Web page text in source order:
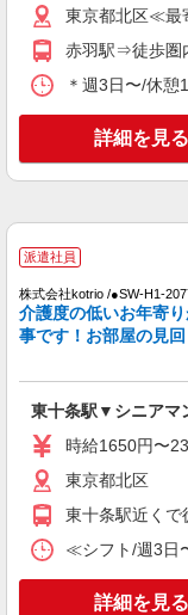
キープ
職業紹介
株式会社kotrio /●SW-
無
イ
派遣社員
高
派遣社員
株式会社トラストグ
特
東京都北区≪最
赤羽駅⇒徒歩
＊週3日〜/休
詳細を見る
派遣社員
株式会社kotrio /●SW-H1-
介護度の低いお年寄
事です！お部屋の見回
東十条駅▼シニアマ
時給1650円〜
東京都北区
東十条駅近くで
≪シフト/週3日
詳細を見る